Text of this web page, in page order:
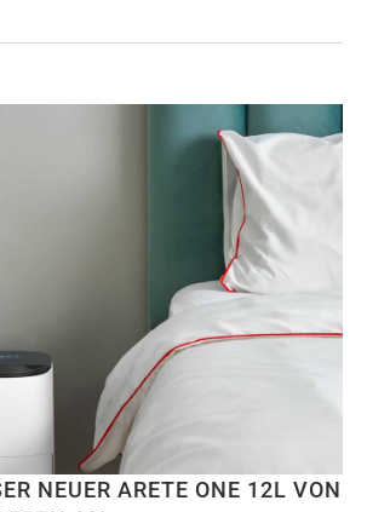
NEUER ARETE ONE 12L VON